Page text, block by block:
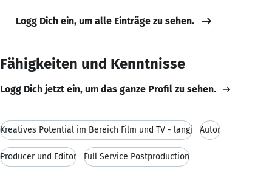
Logg Dich ein, um alle Einträge zu sehen.
Fähigkeiten und Kenntnisse
Logg Dich jetzt ein, um das ganze Profil zu sehen.
Kreatives Potential im Bereich Film und TV - langj Autor
Producer und Editor Full Service Postproduction